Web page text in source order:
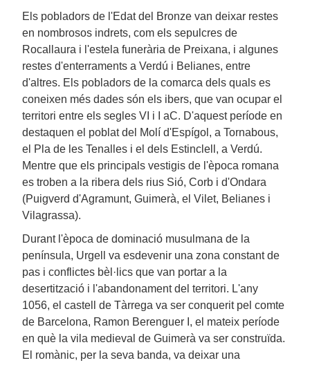
Els pobladors de l'Edat del Bronze van deixar restes
en nombrosos indrets, com els sepulcres de
Rocallaura i l'estela funerària de Preixana, i algunes
restes d'enterraments a Verdú i Belianes, entre
d'altres. Els pobladors de la comarca dels quals es
coneixen més dades són els ibers, que van ocupar el
territori entre els segles VI i I aC. D'aquest període en
destaquen el poblat del Molí d'Espígol, a Tornabous,
el Pla de les Tenalles i el dels Estinclell, a Verdú.
Mentre que els principals vestigis de l'època romana
es troben a la ribera dels rius Sió, Corb i d'Ondara
(Puigverd d'Agramunt, Guimerà, el Vilet, Belianes i
Vilagrassa).
Durant l'època de dominació musulmana de la
península, Urgell va esdevenir una zona constant de
pas i conflictes bèl·lics que van portar a la
desertització i l'abandonament del territori. L'any
1056, el castell de Tàrrega va ser conquerit pel comte
de Barcelona, Ramon Berenguer I, el mateix període
en què la vila medieval de Guimerà va ser construïda.
El romànic, per la seva banda, va deixar una